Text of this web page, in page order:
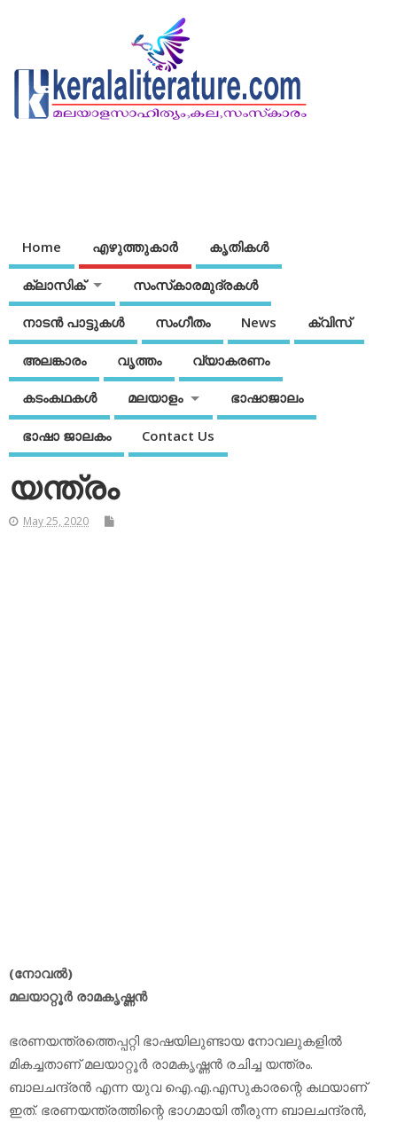
Home എഴുത്തുകാര്‍ കൃതികൾ
ക്ലാസിക് സംസ്‌കാരമുദ്രകള്‍
നാടന്‍ പാട്ടുകള്‍ സംഗീതം News ക്വിസ്
അലങ്കാരം വൃത്തം വ്യാകരണം
കടംകഥകള്‍ മലയാളം ഭാഷാജാലം
ഭാഷാ ജാലകം Contact Us
യന്ത്രം
May 25, 2020
(നോവല്‍)
മലയാറ്റൂര്‍ രാമകൃഷ്ണന്‍
ഭരണയന്ത്രത്തെപ്പറ്റി ഭാഷയിലുണ്ടായ നോവലുകളില്‍
മികച്ചതാണ് മലയാറ്റൂര്‍ രാമകൃഷ്ണന്‍ രചിച്ച യന്ത്രം.
ബാലചന്ദ്രന്‍ എന്ന യുവ ഐ.എ.എസുകാരന്റെ കഥയാണ്
ഇത്. ഭരണയന്ത്രത്തിന്റെ ഭാഗമായി തീരുന്ന ബാലചന്ദ്രന്‍,